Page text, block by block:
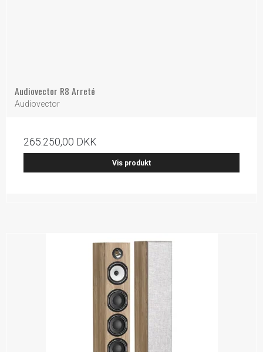
Audiovector R8 Arreté
Audiovector
265.250,00 DKK
Vis produkt